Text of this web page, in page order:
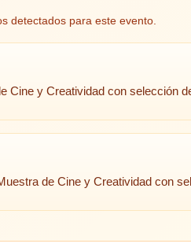
detectados para este evento.
Cine y Creatividad con selección
de Cine y Creatividad con